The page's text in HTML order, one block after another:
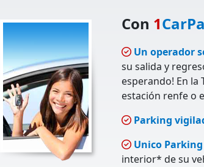
Con 1
Un operador
su salida y
esperando! En
estación renfe o
Parking
Unico Parking
interior* de su